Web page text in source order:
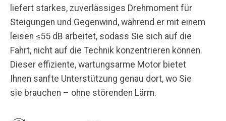
liefert starkes, zuverlässiges Drehmoment für
Steigungen und Gegenwind, während er mit einem
leisen ≤55 dB arbeitet, sodass Sie sich auf die
Fahrt, nicht auf die Technik konzentrieren können.
Dieser effiziente, wartungsarme Motor bietet
Ihnen sanfte Unterstützung genau dort, wo Sie
sie brauchen – ohne störenden Lärm.